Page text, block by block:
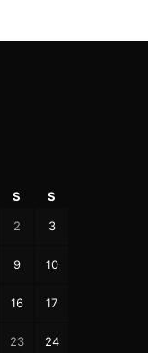
S S
2 3
9 10
16 17
23 24